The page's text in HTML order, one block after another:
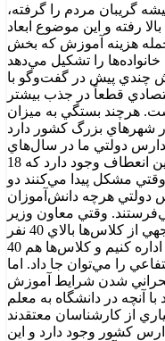
گريبان مردم را گرفته،
رفته و اين موضوع ابعاد
هزينه آموزش که بخش
چندي پيش در گفت‌وگو با
قطعاً در جذب بيشتر
هرچند بستگي به ميزان
دولتي ما در سال‌هاي
اخير به گونه‌اي اداره شده‌اند که اين انعطاف وجود دارد که 18
مشکل پيدا مي‌کنند دو
دولتي هرچه دانش‌آموزان
وقتي معاون وزير
مي‌گويد در دوره ابتدايي جمعيت قابل توجهي از کلاس‌ها بالاي 40 نفر
است، اگر بخواهيم مدارس را دو نوبته اداره کنيم و کلاس‌ها هم 40
غيرانتفاعي را مي‌توان جا داد. اما
بحراني شدن شرايط آموزش
در دانشگاه به معلم
از کارشناسان معتقدند
کشور وجود دارد و اين